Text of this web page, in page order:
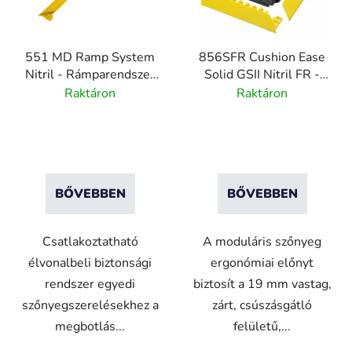
551 MD Ramp System
Nitril - Rámparendszer
ipari szőnyegekhez -
Raktáron
BŐVEBBEN
Csatlakoztatható
élvonalbeli biztonsági
rendszer egyedi
szőnyegszerelésekhez a
megbotlás...
856SFR Cushion Ease
Solid GSII Nitril FR -
Moduláris lángálló nitril
Raktáron
BŐVEBBEN
A moduláris szőnyeg
ergonómiai előnyt
biztosít a 19 mm vastag,
zárt, csúszásgátló
felületű,...